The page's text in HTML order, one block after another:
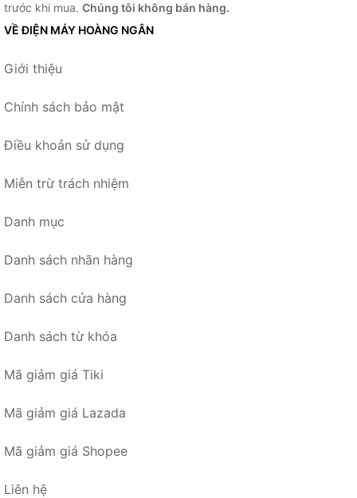
trước khi mua. Chúng tôi không bán hàng.
VỀ ĐIỆN MÁY HOÀNG NGÂN
Giới thiệu
Chính sách bảo mật
Điều khoản sử dụng
Miễn trừ trách nhiệm
Danh mục
Danh sách nhãn hàng
Danh sách cửa hàng
Danh sách từ khóa
Mã giảm giá Tiki
Mã giảm giá Lazada
Mã giảm giá Shopee
Liên hệ